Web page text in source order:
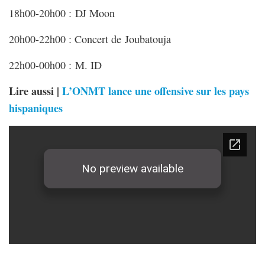
18h00-20h00 : DJ Moon
20h00-22h00 : Concert de Joubatouja
22h00-00h00 : M. ID
Lire aussi | L’ONMT lance une offensive sur les pays
hispaniques